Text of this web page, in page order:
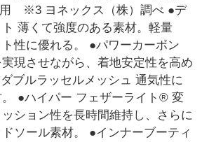
※3 ヨネックス（株）調べ ●デ
薄くて強度のある素材。軽量
性に優れる。 ●パワーカーボン
現させながら、着地安定性を高め
ブルラッセルメッシュ 通気性に
●ハイパー フェザーライト® 変
ション性を長時間維持し、さらに
ソール素材。 ●インナーブーティ